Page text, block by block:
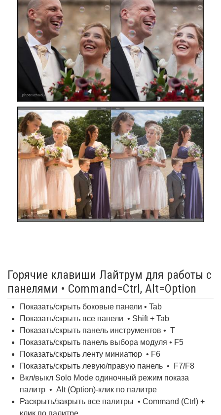
Горячие клавиши Лайтрум для работы с
панелями • Command=Ctrl, Alt=Option
Показать/скрыть боковые панели • Tab
Показать/скрыть все панели • Shift + Tab
Показать/скрыть панель инструментов • T
Показать/скрыть панель выбора модуля • F5
Показать/скрыть ленту миниатюр • F6
Показать/скрыть левую/правую панель • F7/F8
Вкл/выкл Solo Mode одиночный режим показа
палитр • Alt (Option)-клик по палитре
Раскрыть/закрыть все палитры • Command (Ctrl) +